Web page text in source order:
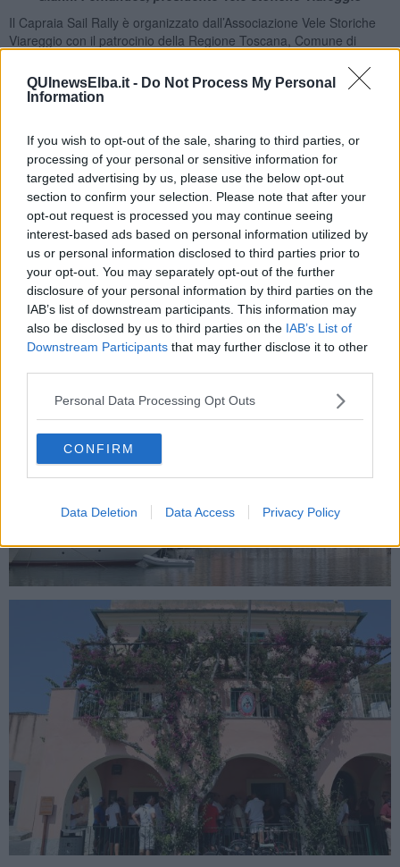
QUInewsElba.it - Do Not Process My Personal
Information
If you wish to opt-out of the sale, sharing to third parties, or
processing of your personal or sensitive information for
targeted advertising by us, please use the below opt-out
section to confirm your selection. Please note that after your
opt-out request is processed you may continue seeing
interest-based ads based on personal information utilized by
us or personal information disclosed to third parties prior to
your opt-out. You may separately opt-out of the further
disclosure of your personal information by third parties on the
IAB’s list of downstream participants. This information may
also be disclosed by us to third parties on the IAB’s List of
Downstream Participants that may further disclose it to other
Personal Data Processing Opt Outs
CONFIRM
Data Deletion Data Access Privacy Policy
Il Capraia Sail Rally è organizzato dall’Associazione Vele Storiche
Viareggio con il patrocinio della Regione Toscana, Comune di
Federazione Italiana Vela, AIVE Associazione Italiana Vele d’Epoca,
CIM Comitato Internazionale del Mediterraneo e la Guardia
Sponsor e partner della manifestazione sono Italnolo, Osculati,
Navigo, Equipment de Vie, Tera Energy, Navionics, Veleria
Millenium, Cantiere Navale Francesco Del Carlo, Cecchi, 4F Group,
Marina di Capraia Isola, La Piana, Arura Azienda Agricola, Il
Saracello, Birrificio Ortigrandi, Azienda Agricola San Rocco.
“Desidero innanzitutto ringraziare Maria Ida Bessi, neo rieletta
sindaca di Capraia, per la splendida opportunità che ancora una
volta concede alla nostra associazione”, commentaGianni
Fernandes, presidente Vele Storiche Viareggio.